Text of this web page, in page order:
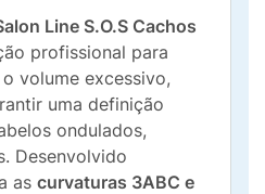
Line S.O.S Cachos
profissional para
volume excessivo,
uma definição
ondulados,
Desenvolvido
as curvaturas 3ABC e